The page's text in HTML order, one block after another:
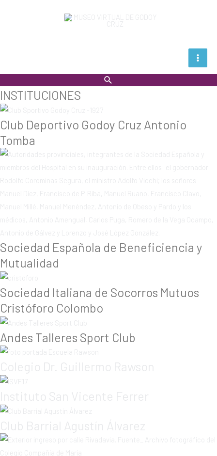
Main
Buscar
INSTITUCIONES
Club Deportivo Godoy Cruz Antonio
Tomba
Sociedad Española de Beneficiencia y
Mutualidad
Sociedad Italiana de Socorros Mutuos
Cristóforo Colombo
Andes Talleres Sport Club